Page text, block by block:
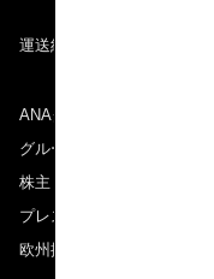
運送約款
ANAグループについて
グループ企業一覧
株主・投資家情報
プレスリリース
欧州採用情報